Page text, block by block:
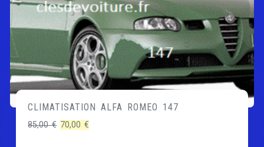
CLIMATISATION ALFA ROMEO 147
85,00€ Le
70,00€